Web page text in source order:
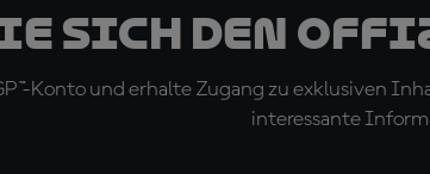
sich den
Konto und erhalte Zugang zu exklusiven
interessante